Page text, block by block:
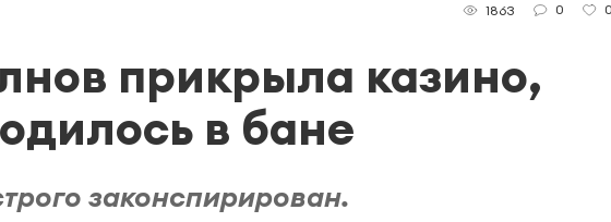
1863 0
прикрыла казино,
в бане
законспирирован.